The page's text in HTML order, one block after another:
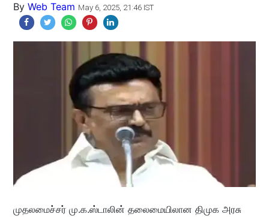
By Web Team May 6, 2025, 21:46 IST
முதலமைச்சர் மு.க.ஸ்டாலின் தலைமையிலான திமுக அரசு